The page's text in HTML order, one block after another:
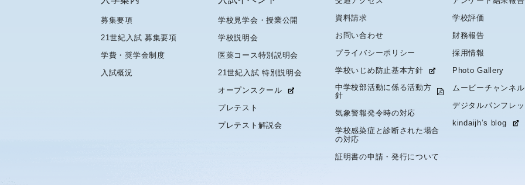
募集要項
21世紀入試 募集要項
学費・奨学金制度
入試概況
学校見学会・授業公開
学校説明会
医薬コース特別説明会
21世紀入試 特別説明会
オープンスクール
プレテスト
プレテスト解説会
資料請求
お問い合わせ
プライバシーポリシー
学校いじめ防止基本方針
中学校部活動に係る活動方
針
気象警報発令時の対応
学校感染症と診断された場合
の対応
証明書の申請・発行について
学校評価
財務報告
採用情報
Photo Gallery
ムービーチャンネル
デジタルパンフレ
kindaijh’s blog